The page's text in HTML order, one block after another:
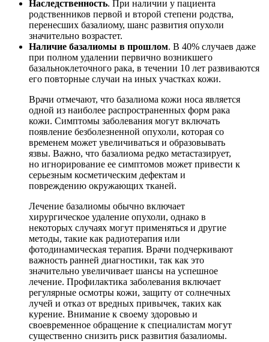
Наследственность. При наличии у пациента
родственников первой и второй степени родства,
перенесших базалиому, шанс развития опухоли
значительно возрастет.
Наличие базалиомы в прошлом. В 40% случаев даже
при полном удалении первично возникшего
базальноклеточного рака, в течении 10 лет развиваются
его повторные случаи на иных участках кожи.
Врачи отмечают, что базалиома кожи носа является
одной из наиболее распространенных форм рака
кожи. Симптомы заболевания могут включать
появление безболезненной опухоли, которая со
временем может увеличиваться и образовывать
язвы. Важно, что базалиома редко метастазирует,
но игнорирование ее симптомов может привести к
серьезным косметическим дефектам и
повреждению окружающих тканей.
Лечение базалиомы обычно включает
хирургическое удаление опухоли, однако в
некоторых случаях могут применяться и другие
методы, такие как радиотерапия или
фотодинамическая терапия. Врачи подчеркивают
важность ранней диагностики, так как это
значительно увеличивает шансы на успешное
лечение. Профилактика заболевания включает
регулярные осмотры кожи, защиту от солнечных
лучей и отказ от вредных привычек, таких как
курение. Внимание к своему здоровью и
своевременное обращение к специалистам могут
существенно снизить риск развития базалиомы.